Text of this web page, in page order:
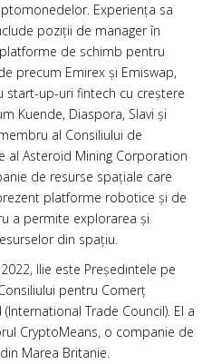
Experiența sa
poziții de manager în
de schimb pentru
precum Emirex și Emiswap,
start-up-uri fintech cu creștere
Kuende, Diaspora, Slavi și
al Consiliului de
al Asteroid Mining Corporation
de resurse spațiale care
platforme robotice și de
a permite explorarea și
din spațiu.
Ilie este Președintele pe
pentru Comerț
Trade Council). El a
CryptoMeans, o companie de
Marea Britanie.